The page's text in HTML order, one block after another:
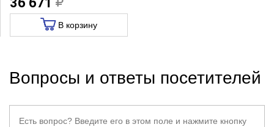
В корзину
Вопросы и ответы посетителей